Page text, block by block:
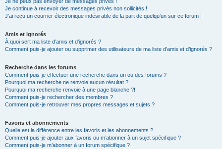
Je continue à recevoir des messages privés non sollicités !
J’ai reçu un courrier électronique indésirable de la part de quelqu’un sur ce forum !
Amis et ignorés
À quoi sert ma liste d’amis et d’ignorés ?
Comment puis-je ajouter ou supprimer des utilisateurs de ma liste d’amis et d’ignorés ?
Recherche dans les forums
Comment puis-je effectuer une recherche dans un ou des forums ?
Pourquoi ma recherche ne renvoie aucun résultat ?
Pourquoi ma recherche renvoie à une page blanche ?!
Comment puis-je rechercher des membres ?
Comment puis-je retrouver mes propres messages et sujets ?
Favoris et abonnements
Quelle est la différence entre les favoris et les abonnements ?
Comment puis-je ajouter aux favoris ou m’abonner à un sujet spécifique ?
Comment puis-je m’abonner à un forum spécifique ?